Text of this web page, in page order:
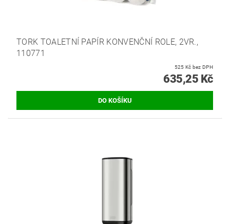
TORK TOALETNÍ PAPÍR KONVENČNÍ ROLE, 2VR.,
110771
525 Kč bez DPH
635,25 Kč